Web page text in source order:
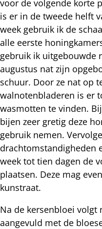
voor de volgende korte
is er in de tweede helft
week gebruik ik de
alle eerste
gebruik ik uitgebouwde
augustus nat zijn
schuur. Door ze nat op
walnotenbladeren is er
wasmotten te vinden.
bijen zeer gretig deze
gebruik nemen.
drachtomstandigheden
week tot tien dagen de
plaatsen. Deze mag
kunstraat.
Na de kersenbloei volgt
aangevuld met de